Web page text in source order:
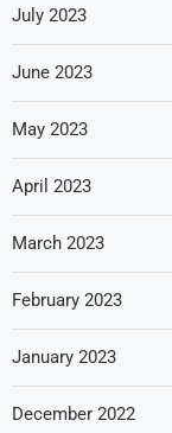
July 2023
June 2023
May 2023
April 2023
March 2023
February 2023
January 2023
December 2022